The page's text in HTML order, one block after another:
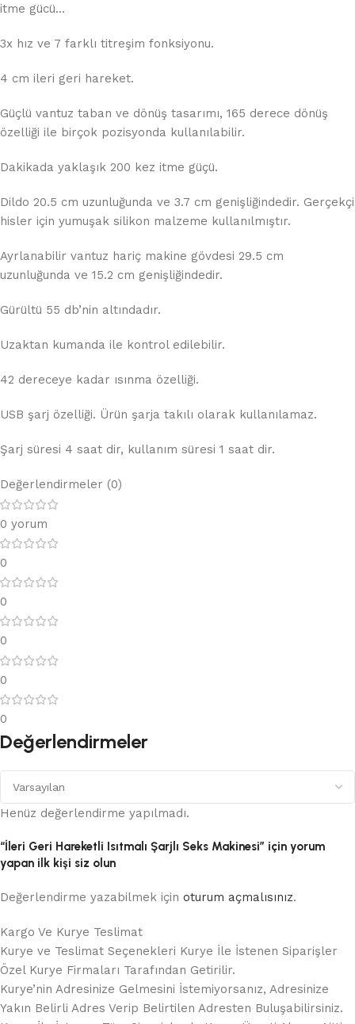
itme gücü…
3x hız ve 7 farklı titreşim fonksiyonu.
4 cm ileri geri hareket.
Güçlü vantuz taban ve dönüş tasarımı, 165 derece dönüş
özelliği ile birçok pozisyonda kullanılabilir.
Dakikada yaklaşık 200 kez itme güçü.
Dildo 20.5 cm uzunluğunda ve 3.7 cm genişliğindedir. Gerçekçi
hisler için yumuşak silikon malzeme kullanılmıştır.
Ayrlanabilir vantuz hariç makine gövdesi 29.5 cm
uzunluğunda ve 15.2 cm genişliğindedir.
Gürültü 55 db’nin altındadır.
Uzaktan kumanda ile kontrol edilebilir.
42 dereceye kadar ısınma özelliği.
USB şarj özelliği. Ürün şarja takılı olarak kullanılamaz.
Şarj süresi 4 saat dir, kullanım süresi 1 saat dir.
Değerlendirmeler (0)
0 yorum
0
0
0
0
0
Değerlendirmeler
Henüz değerlendirme yapılmadı.
“İleri Geri Hareketli Isıtmalı Şarjlı Seks Makinesi” için yorum
yapan ilk kişi siz olun
Değerlendirme yazabilmek için oturum açmalısınız.
Kargo Ve Kurye Teslimat
Kurye ve Teslimat Seçenekleri Kurye İle İstenen Siparişler
Özel Kurye Firmaları Tarafından Getirilir.
Kurye’nin Adresinize Gelmesini İstemiyorsanız, Adresinize
Yakın Belirli Adres Verip Belirtilen Adresten Buluşabilirsiniz.